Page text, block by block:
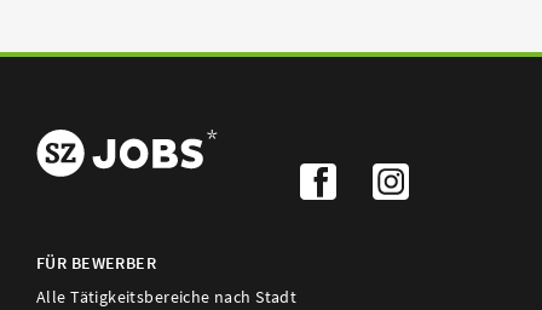
FÜR BEWERBER
Alle Tätigkeitsbereiche nach Stadt